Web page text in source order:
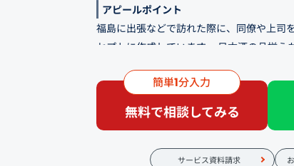
アピールポイント
福島に出張などで訪れた際に、同僚や上司
セプトに作成しています。 日本酒の品揃
室となっていますので、県外からお越しの
会にもぜひご利用ください。 カウンター
る1階は、出張の際の一人飲み、観光時の
簡単1分入力
無料で相談してみる
サービス資料請求